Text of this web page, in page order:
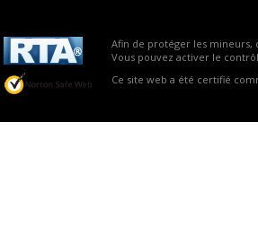
Afin de protéger les mineurs,
Vous pouvez activer le
Ce site web a été certifié
de produits
the Products section